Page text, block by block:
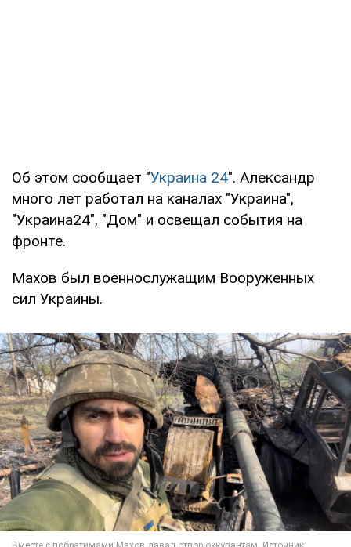
Об этом сообщает "Украина 24". Александр
много лет работал на каналах "Украина",
"Украина24", "Дом" и освещал события на
фронте.
Махов был военнослужащим Вооруженных
сил Украины.